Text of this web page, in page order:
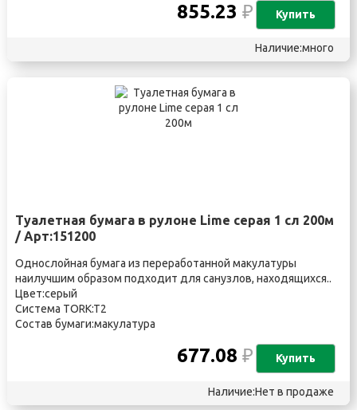
855.23₽ Купить
Наличие:много
Туалетная бумага в рулоне Lime серая 1 сл 200м
/ Арт:151200
Однослойная бумага из переработанной макулатуры
наилучшим образом подходит для санузлов, находящихся..
Цвет:серый
Система TORK:T2
Состав бумаги:макулатура
677.08₽ Купить
Наличие:Нет в продаже